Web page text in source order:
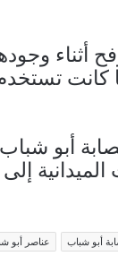
أثناء
كانت
أبو
أبو شباب
عناصر أبو